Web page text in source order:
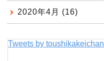
2020年4月 (16)
Tweets by toushikakeichan